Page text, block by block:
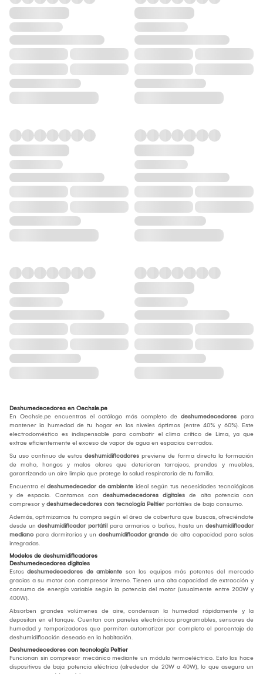
Deshumedecedores en Oechsle.pe
En Oechsle.pe encuentras el catálogo más completo de deshumedecedores para
mantener la humedad de tu hogar en los niveles óptimos (entre 40% y 60%). Este
electrodoméstico es indispensable para combatir el clima crítico de Lima, ya que
extrae eficientemente el exceso de vapor de agua en espacios cerrados.
Su uso continuo de estos deshumidificadores previene de forma directa la formación
de moho, hongos y malos olores que deterioran tarrajeos, prendas y muebles,
garantizando un aire limpio que protege la salud respiratoria de tu familia.
Encuentra el deshumedecedor de ambiente ideal según tus necesidades tecnológicas
y de espacio. Contamos con deshumedecedores digitales de alta potencia con
compresor y deshumedecedores con tecnología Peltier portátiles de bajo consumo.
Además, optimizamos tu compra según el área de cobertura que buscas, ofreciéndote
desde un deshumidificador portátil para armarios o baños, hasta un deshumidificador
mediano para dormitorios y un deshumidificador grande de alta capacidad para salas
integradas.
Modelos de deshumidificadores
Deshumedecedores digitales
Estos deshumedecedores de ambiente son los equipos más potentes del mercado
gracias a su motor con compresor interno. Tienen una alta capacidad de extracción y
consumo de energía variable según la potencia del motor (usualmente entre 200W y
400W).
Absorben grandes volúmenes de aire, condensan la humedad rápidamente y la
depositan en el tanque. Cuentan con paneles electrónicos programables, sensores de
humedad y temporizadores que permiten automatizar por completo el porcentaje de
deshumidificación deseado en la habitación.
Deshumedecedores con tecnología Peltier
Funcionan sin compresor mecánico mediante un módulo termoeléctrico. Esto los hace
dispositivos de baja potencia eléctrica (alrededor de 20W a 40W), lo que asegura un